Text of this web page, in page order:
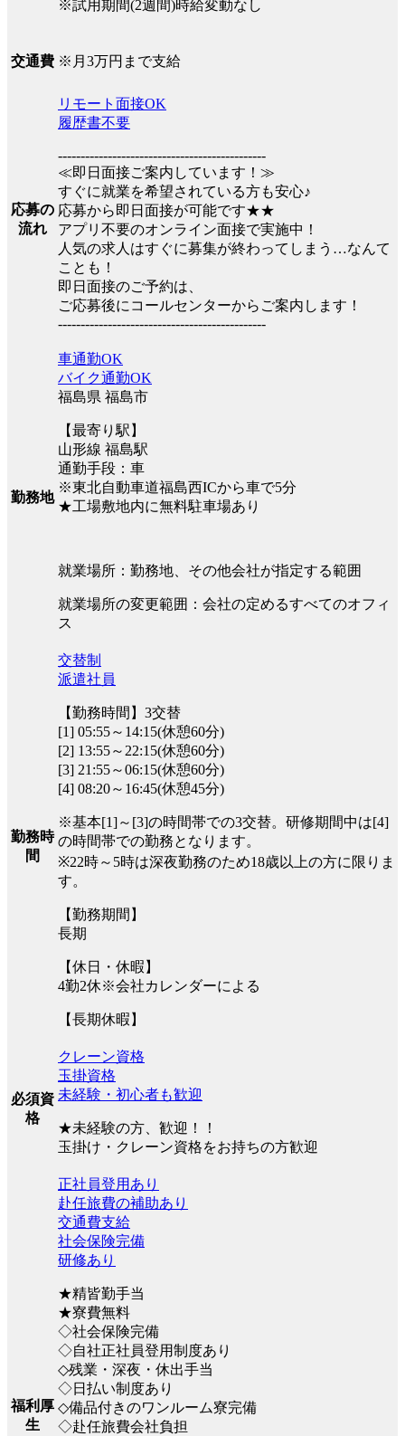
※試用期間(2週間)時給変動なし
交通費 ※月3万円まで支給
応募の
流れ
リモート面接OK
履歴書不要
----------------------------------------------
≪即日面接ご案内しています！≫
すぐに就業を希望されている方も安心♪
応募から即日面接が可能です★★
アプリ不要のオンライン面接で実施中！
人気の求人はすぐに募集が終わってしまう…なんて
ことも！
即日面接のご予約は、
ご応募後にコールセンターからご案内します！
----------------------------------------------
勤務地
車通勤OK
バイク通勤OK
福島県 福島市
【最寄り駅】
山形線 福島駅
通勤手段：車
※東北自動車道福島西ICから車で5分
★工場敷地内に無料駐車場あり
就業場所：勤務地、その他会社が指定する範囲
就業場所の変更範囲：会社の定めるすべてのオフィ
ス
勤務時
間
交替制
派遣社員
【勤務時間】3交替
[1] 05:55～14:15(休憩60分)
[2] 13:55～22:15(休憩60分)
[3] 21:55～06:15(休憩60分)
[4] 08:20～16:45(休憩45分)
※基本[1]～[3]の時間帯での3交替。研修期間中は[4]
の時間帯での勤務となります。
※22時～5時は深夜勤務のため18歳以上の方に限りま
す。
【勤務期間】
長期
【休日・休暇】
4勤2休※会社カレンダーによる
【長期休暇】
必須資
格
クレーン資格
玉掛資格
未経験・初心者も歓迎
★未経験の方、歓迎！！
玉掛け・クレーン資格をお持ちの方歓迎
福利厚
生
正社員登用あり
赴任旅費の補助あり
交通費支給
社会保険完備
研修あり
★精皆勤手当
★寮費無料
◇社会保険完備
◇自社正社員登用制度あり
◇残業・深夜・休出手当
◇日払い制度あり
◇備品付きのワンルーム寮完備
◇赴任旅費会社負担